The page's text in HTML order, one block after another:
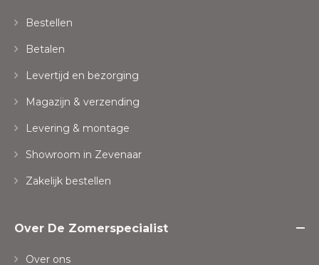
Bestellen
Betalen
Levertijd en bezorging
Magazijn & verzending
Levering & montage
Showroom in Zevenaar
Zakelijk bestellen
Over De Zomerspecialist
Over ons